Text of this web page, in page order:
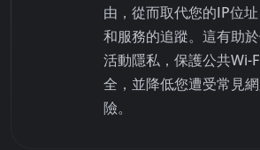
由，從而取代您的IP位
和服務的追蹤。這有助
活動隱私，保護公共Wi-
全，並降低您遭受常見
險。